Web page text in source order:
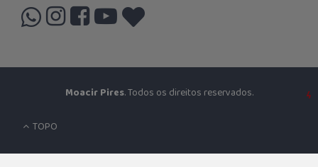
Moacir Pires. Todos os direitos reservados.
TOPO